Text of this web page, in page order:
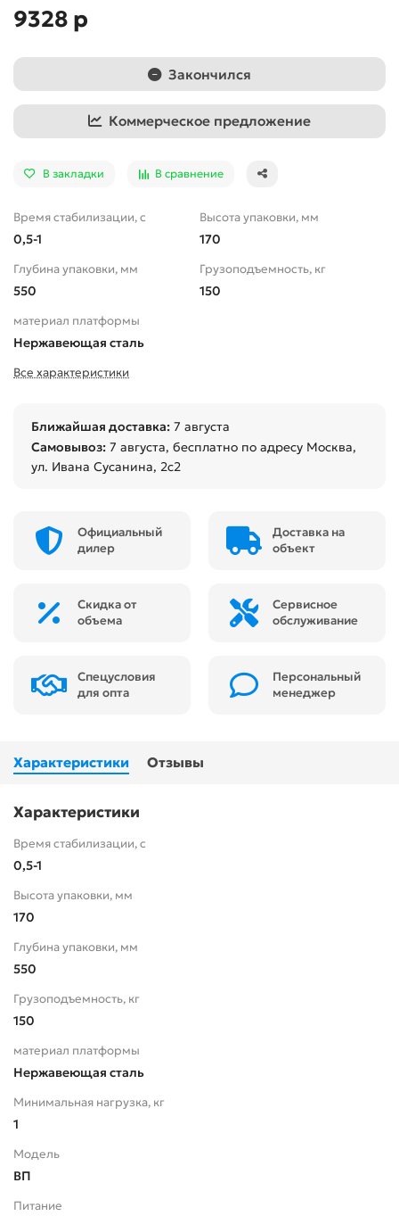
9328 р
Закончился
Коммерческое предложение
В закладки В сравнение
Время стабилизации, с
0,5-1
Высота упаковки, мм
170
Глубина упаковки, мм
550
Грузоподъемность, кг
150
материал платформы
Нержавеющая сталь
Все характеристики
Ближайшая доставка: 7 августа
Самовывоз: 7 августа, бесплатно по адресу Москва,
ул. Ивана Сусанина, 2с2
Официальный
дилер
Доставка на
объект
Скидка от
объема
Сервисное
обслуживание
Спецусловия
для опта
Персональный
менеджер
Характеристики Отзывы
Характеристики
Время стабилизации, с
0,5-1
Высота упаковки, мм
170
Глубина упаковки, мм
550
Грузоподъемность, кг
150
материал платформы
Нержавеющая сталь
Минимальная нагрузка, кг
1
Модель
ВП
Питание